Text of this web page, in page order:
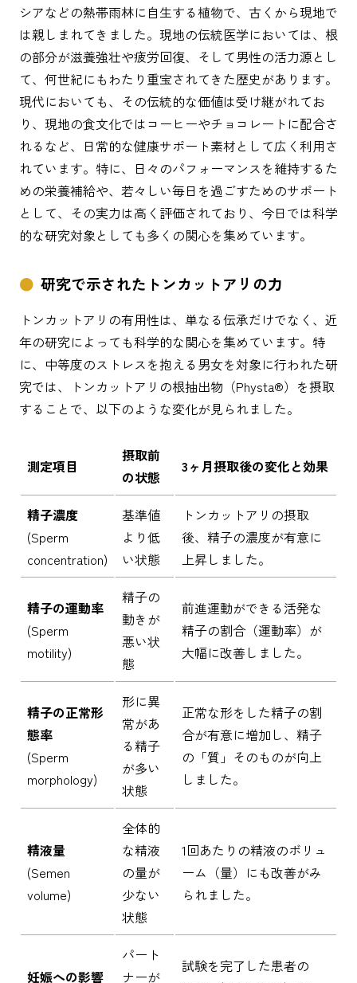
シアなどの熱帯雨林に自生する植物で、古くから現地で
は親しまれてきました。現地の伝統医学においては、根
の部分が滋養強壮や疲労回復、そして男性の活力源とし
て、何世紀にもわたり重宝されてきた歴史があります。
現代においても、その伝統的な価値は受け継がれてお
り、現地の食文化ではコーヒーやチョコレートに配合さ
れるなど、日常的な健康サポート素材として広く利用さ
れています。特に、日々のパフォーマンスを維持するた
めの栄養補給や、若々しい毎日を過ごすためのサポート
として、その実力は高く評価されており、今日では科学
的な研究対象としても多くの関心を集めています。
研究で示されたトンカットアリの力
トンカットアリの有用性は、単なる伝承だけでなく、近
年の研究によっても科学的な関心を集めています。特
に、中等度のストレスを抱える男女を対象に行われた研
究では、トンカットアリの根抽出物（Physta®）を摂取
することで、以下のような変化が見られました。
測定項目
摂取前
の状態
3ヶ月摂取後の変化と効果
精子濃度
(Sperm
concentration)
基準値
より低
い状態
トンカットアリの摂取
後、精子の濃度が有意に
上昇しました。
精子の運動率
(Sperm
motility)
精子の
動きが
悪い状
態
前進運動ができる活発な
精子の割合（運動率）が
大幅に改善しました。
精子の正常形
態率
(Sperm
morphology)
形に異
常があ
る精子
が多い
状態
正常な形をした精子の割
合が有意に増加し、精子
の「質」そのものが向上
しました。
精液量
(Semen
volume)
全体的
な精液
の量が
少ない
状態
1回あたりの精液のボリュ
ーム（量）にも改善がみ
られました。
妊娠への影響
パート
ナーが
試験を完了した患者の